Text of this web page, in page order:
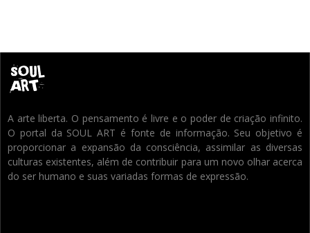
A arte liberta. O pensamento é livre e o poder de criação infinito.
O portal da SOUL ART é fonte de informação. Seu objetivo é
proporcionar a expansão da consciência, assimilar as diversas
culturas existentes, além de contribuir para um novo olhar acerca
do ser humano e suas variadas formas de expressão.